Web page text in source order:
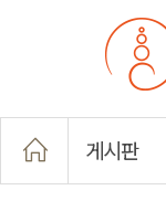
게시판